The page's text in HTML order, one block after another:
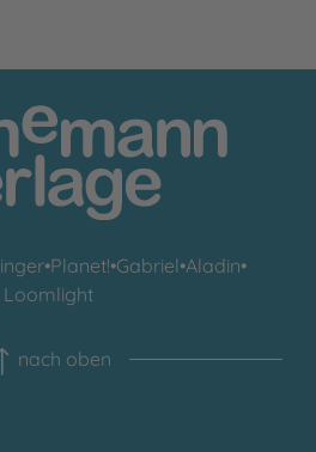
•Planet!•Gabriel•Aladin•
Loomlight
nach oben